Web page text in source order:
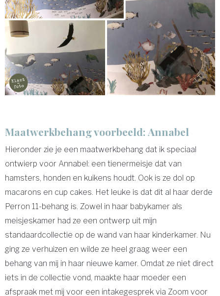
Maatwerkbehang voorbeeld: Annabel
Hieronder zie je een maatwerkbehang dat ik speciaal
ontwierp voor Annabel: een tienermeisje dat van
hamsters, honden en kuikens houdt. Ook is ze dol op
macarons en cup cakes. Het leuke is dat dit al haar derde
Perron 11-behang is. Zowel in haar babykamer als
meisjeskamer had ze een ontwerp uit mijn
standaardcollectie op de wand van haar kinderkamer. Nu
ging ze verhuizen en wilde ze heel graag weer een
behang van mij in haar nieuwe kamer. Omdat ze niet direct
iets in de collectie vond, maakte haar moeder een
afspraak met mij voor een intakegesprek via Zoom voor